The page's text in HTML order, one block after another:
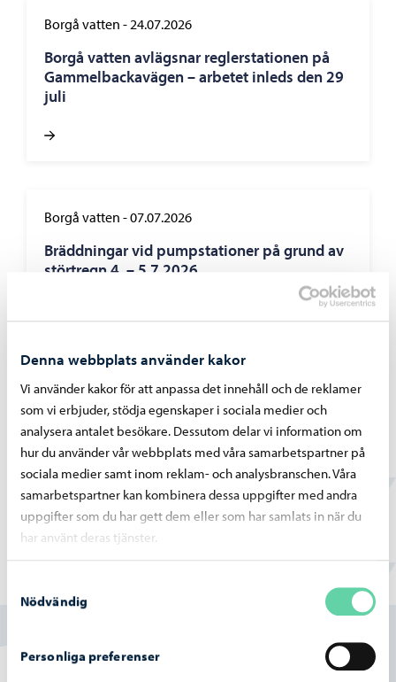
Denna webbplats använder kakor
Vi använder kakor för att anpassa det innehåll och de reklamer
som vi erbjuder, stödja egenskaper i sociala medier och
analysera antalet besökare. Dessutom delar vi information om
hur du använder vår webbplats med våra samarbetspartner på
sociala medier samt inom reklam- och analysbranschen. Våra
samarbetspartner kan kombinera dessa uppgifter med andra
uppgifter som du har gett dem eller som har samlats in när du
har använt deras tjänster.
Nödvändig
Personliga preferenser
Borgå vatten -24.07.2026
Borgå vatten avlägsnar reglerstationen på
Gammelbackavägen – arbetet inleds den 29
juli
Borgå vatten -07.07.2026
Bräddningar vid pumpstationer på grund av
störtregn 4. – 5.7.2026
Borgå vatten -02.07.2026
Vattentjänstarbeten i Haikobranten 2
området framskrider
Hittade du vad du sökte?